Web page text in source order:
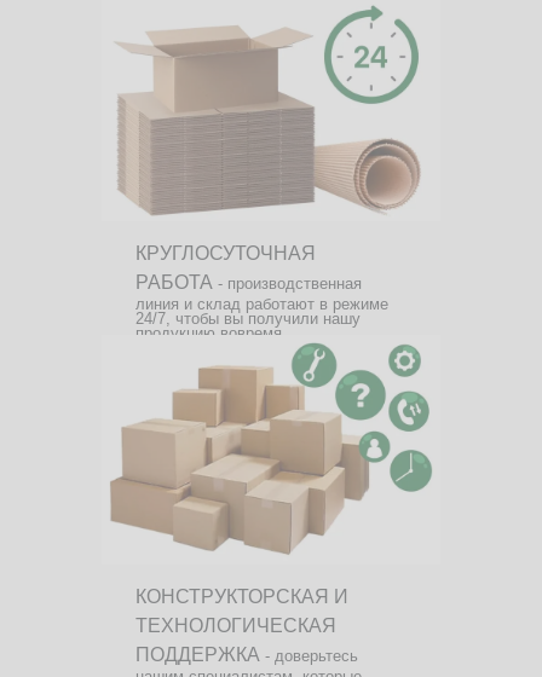
КРУГЛОСУТОЧНАЯ
РАБОТА - производственная
линия и склад работают в режиме
24/7, чтобы вы получили нашу
продукцию вовремя.
КОНСТРУКТОРСКАЯ И
ТЕХНОЛОГИЧЕСКАЯ
ПОДДЕРЖКА - доверьтесь